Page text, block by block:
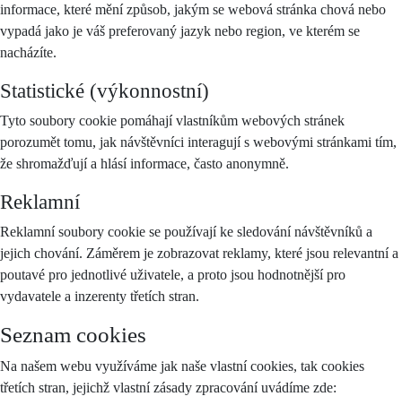
informace, které mění způsob, jakým se webová stránka chová nebo
vypadá jako je váš preferovaný jazyk nebo region, ve kterém se
nacházíte.
Statistické (výkonnostní)
Tyto soubory cookie pomáhají vlastníkům webových stránek
porozumět tomu, jak návštěvníci interagují s webovými stránkami tím,
že shromažďují a hlásí informace, často anonymně.
Reklamní
Reklamní soubory cookie se používají ke sledování návštěvníků a
jejich chování. Záměrem je zobrazovat reklamy, které jsou relevantní a
poutavé pro jednotlivé uživatele, a proto jsou hodnotnější pro
vydavatele a inzerenty třetích stran.
Seznam cookies
Na našem webu využíváme jak naše vlastní cookies, tak cookies
třetích stran, jejichž vlastní zásady zpracování uvádíme zde: